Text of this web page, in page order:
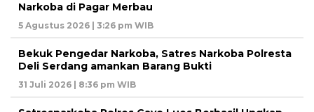
Narkoba di Pagar Merbau
5 Agustus 2026 | 3:26 pm WIB
Bekuk Pengedar Narkoba, Satres Narkoba Polresta
Deli Serdang amankan Barang Bukti
31 Juli 2026 | 8:36 pm WIB